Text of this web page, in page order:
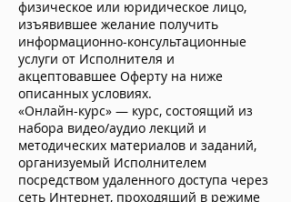
физическое или юридическое лицо,
изъявившее желание получить
информационно-консультационные
услуги от Исполнителя и
акцептовавшее Оферту на ниже
описанных условиях.
«Онлайн-курс» — курс, состоящий из
набора видео/аудио лекций и
методических материалов и заданий,
организуемый Исполнителем
посредством удаленного доступа через
сеть Интернет, проходящий в режиме